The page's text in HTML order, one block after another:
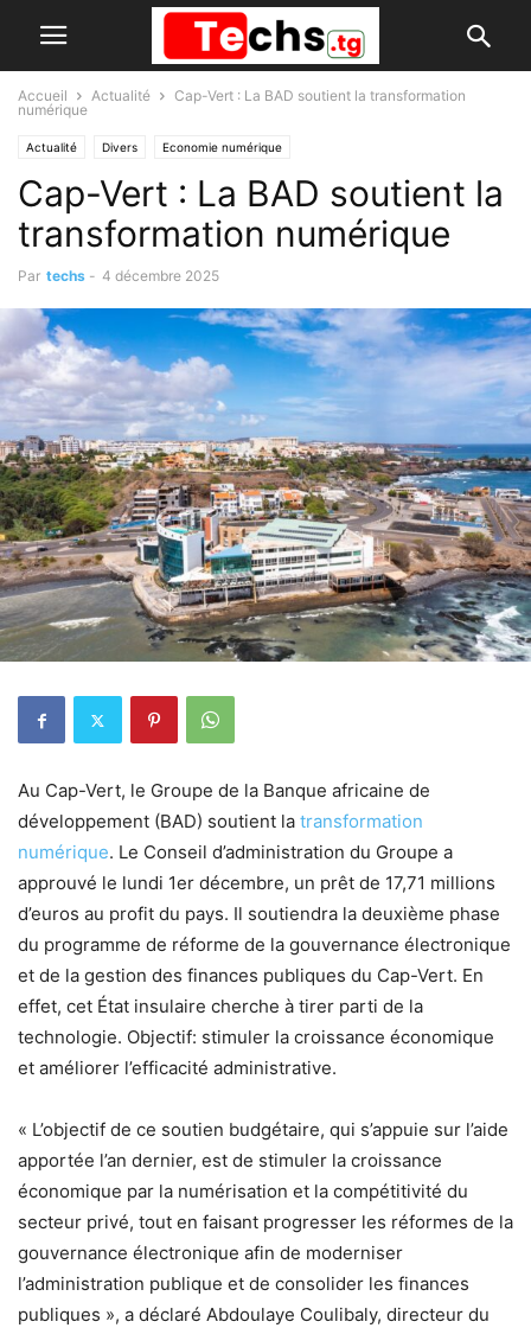
Accueil Actualité
Cap-Vert : La BAD soutient la transformation
numérique
Actualité Divers Economie numérique
Cap-Vert : La BAD soutient la
transformation numérique
Par techs - 4 décembre 2025
Au Cap-Vert, le Groupe de la Banque africaine de
développement (BAD) soutient la transformation
numérique. Le Conseil d’administration du Groupe a
approuvé le lundi 1er décembre, un prêt de 17,71 millions
d’euros au profit du pays. Il soutiendra la deuxième phase
du programme de réforme de la gouvernance électronique
et de la gestion des finances publiques du Cap-Vert. En
effet, cet État insulaire cherche à tirer parti de la
technologie. Objectif: stimuler la croissance économique
et améliorer l’efficacité administrative.
« L’objectif de ce soutien budgétaire, qui s’appuie sur l’aide
apportée l’an dernier, est de stimuler la croissance
économique par la numérisation et la compétitivité du
secteur privé, tout en faisant progresser les réformes de la
gouvernance électronique afin de moderniser
l’administration publique et de consolider les finances
publiques », a déclaré Abdoulaye Coulibaly, directeur du